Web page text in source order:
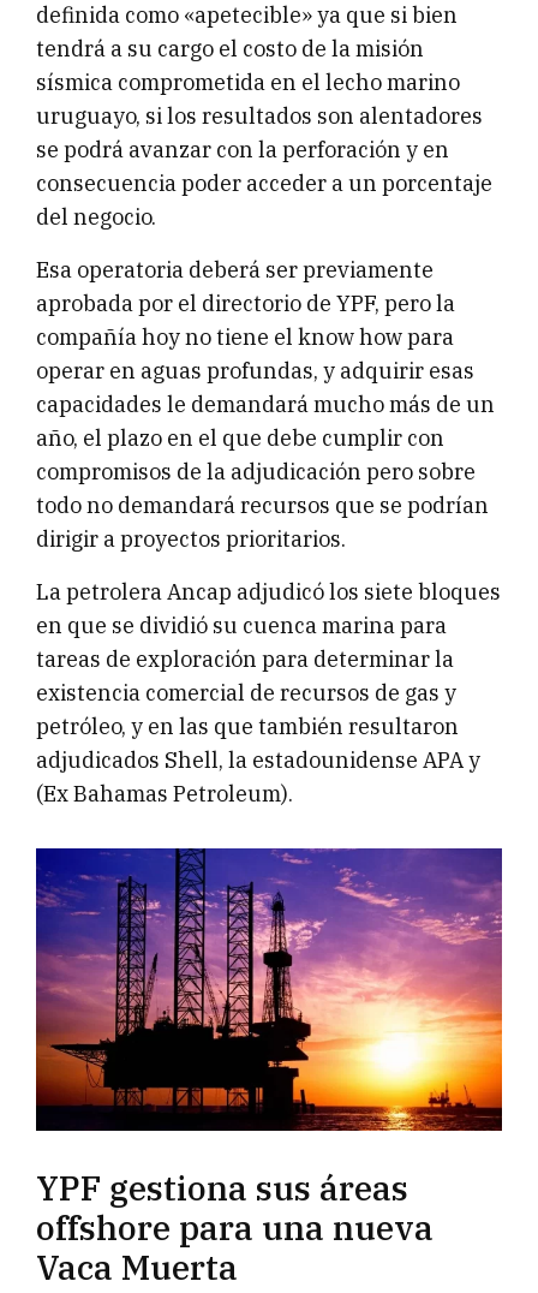
definida como «apetecible» ya que si bien
tendrá a su cargo el costo de la misión
sísmica comprometida en el lecho marino
uruguayo, si los resultados son alentadores
se podrá avanzar con la perforación y en
consecuencia poder acceder a un porcentaje
del negocio.
Esa operatoria deberá ser previamente
aprobada por el directorio de YPF, pero la
compañía hoy no tiene el know how para
operar en aguas profundas, y adquirir esas
capacidades le demandará mucho más de un
año, el plazo en el que debe cumplir con
compromisos de la adjudicación pero sobre
todo no demandará recursos que se podrían
dirigir a proyectos prioritarios.
La petrolera Ancap adjudicó los siete bloques
en que se dividió su cuenca marina para
tareas de exploración para determinar la
existencia comercial de recursos de gas y
petróleo, y en las que también resultaron
adjudicados Shell, la estadounidense APA y
(Ex Bahamas Petroleum).
YPF gestiona sus áreas
offshore para una nueva
Vaca Muerta